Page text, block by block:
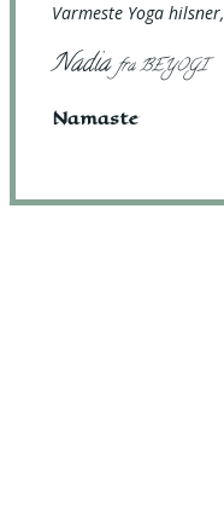
Varmeste Yoga hilsner,
Nadiafra BEYOGI
Namaste